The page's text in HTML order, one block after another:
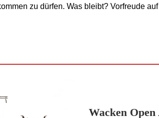
zu dürfen. Was bleibt? Vorfreude
Wacken